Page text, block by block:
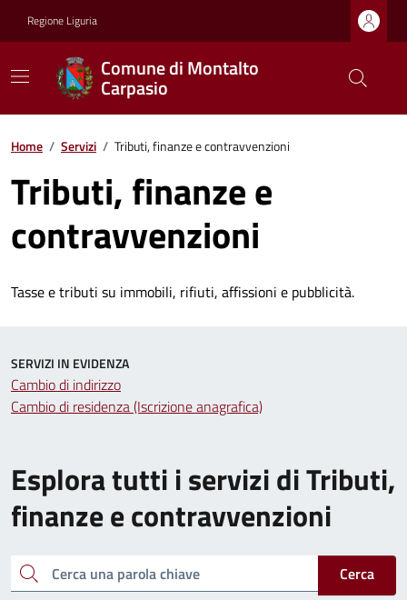
Regione Liguria
Comune di Montalto
Carpasio
Home / Servizi / Tributi, finanze e contravvenzioni
Tributi, finanze e
contravvenzioni
Tasse e tributi su immobili, rifiuti, affissioni e pubblicità.
Esplora tutti i servizi di Tributi,
finanze e contravvenzioni
Cerca una parola chiave
Cerca
SERVIZI IN EVIDENZA
Cambio di indirizzo
Cambio di residenza (Iscrizione anagrafica)